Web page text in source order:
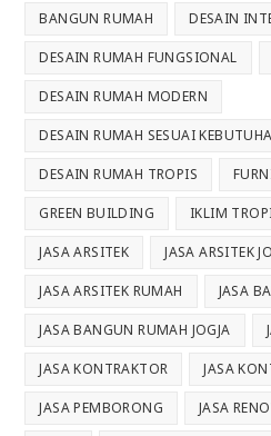
BANGUN RUMAH DESAIN
DESAIN RUMAH FUNGSIONAL
DESAIN RUMAH MODERN
DESAIN RUMAH SESUAI
DESAIN RUMAH TROPIS
GREEN BUILDING IKLIM
JASA ARSITEK JASA ARSITEK
JASA ARSITEK RUMAH JASA
JASA BANGUN RUMAH JOGJA
JASA KONTRAKTOR JASA
JASA PEMBORONG JASA